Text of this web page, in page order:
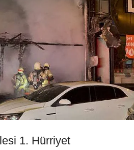
1. Hürriyet